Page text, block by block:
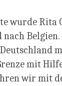
wurde Rita
Belgien.
mit
wir mit